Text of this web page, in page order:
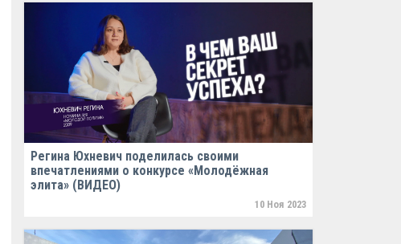
Регина Юхневич поделилась своими
впечатлениями о конкурсе «Молодёжная
элита» (ВИДЕО)
10 Ноя 2023